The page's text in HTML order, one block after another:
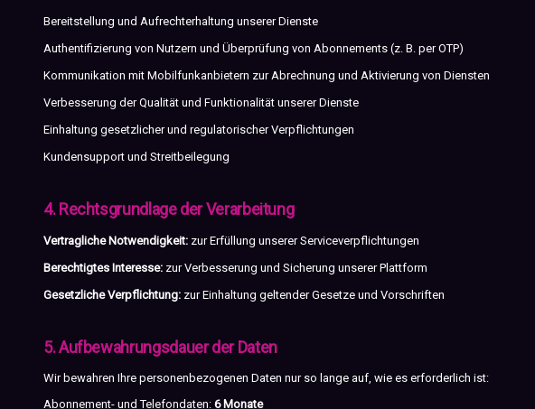
Bereitstellung und Aufrechterhaltung unserer Dienste
Authentifizierung von Nutzern und Überprüfung von Abonnements (z. B. per OTP)
Kommunikation mit Mobilfunkanbietern zur Abrechnung und Aktivierung von Diensten
Verbesserung der Qualität und Funktionalität unserer Dienste
Einhaltung gesetzlicher und regulatorischer Verpflichtungen
Kundensupport und Streitbeilegung
4. Rechtsgrundlage der Verarbeitung
Vertragliche Notwendigkeit: zur Erfüllung unserer Serviceverpflichtungen
Berechtigtes Interesse: zur Verbesserung und Sicherung unserer Plattform
Gesetzliche Verpflichtung: zur Einhaltung geltender Gesetze und Vorschriften
5. Aufbewahrungsdauer der Daten
Wir bewahren Ihre personenbezogenen Daten nur so lange auf, wie es erforderlich ist:
Abonnement- und Telefondaten: 6 Monate